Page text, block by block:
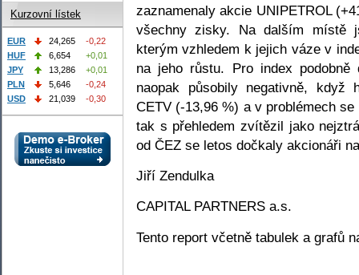
zaznamenaly akcie UNIPETROL
všechny zisky. Na dalším místě
kterým vzhledem k jejich váze v
na jeho růstu. Pro index
naopak působily negativně, když
CETV (-13,96 %) a v problémech
tak s přehledem zvítězil jako
od ČEZ se letos dočkaly akcionáři
Jiří Zendulka
CAPITAL PARTNERS a.s.
Tento report včetně tabulek a grafů
Kurzovní lístek
EUR 24,265
-0,22
HUF
6,654
+0,01
JPY
13,286
+0,01
PLN
5,646
-0,24
USD
21,039 -0,30